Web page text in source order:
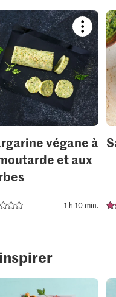
recipe
or
add
it
to
your
végane à
et aux
1 h 10 min.